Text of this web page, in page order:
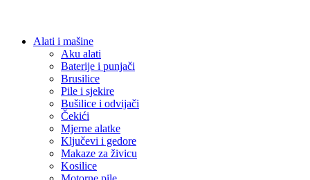
Alati i mašine
Aku alati
Baterije i punjači
Brusilice
Pile i sjekire
Bušilice i odvijači
Čekići
Mjerne alatke
Ključevi i gedore
Makaze za živicu
Kosilice